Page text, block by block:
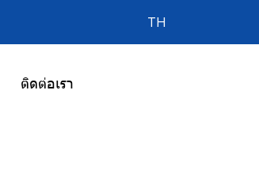
TH
ติดต่อเรา